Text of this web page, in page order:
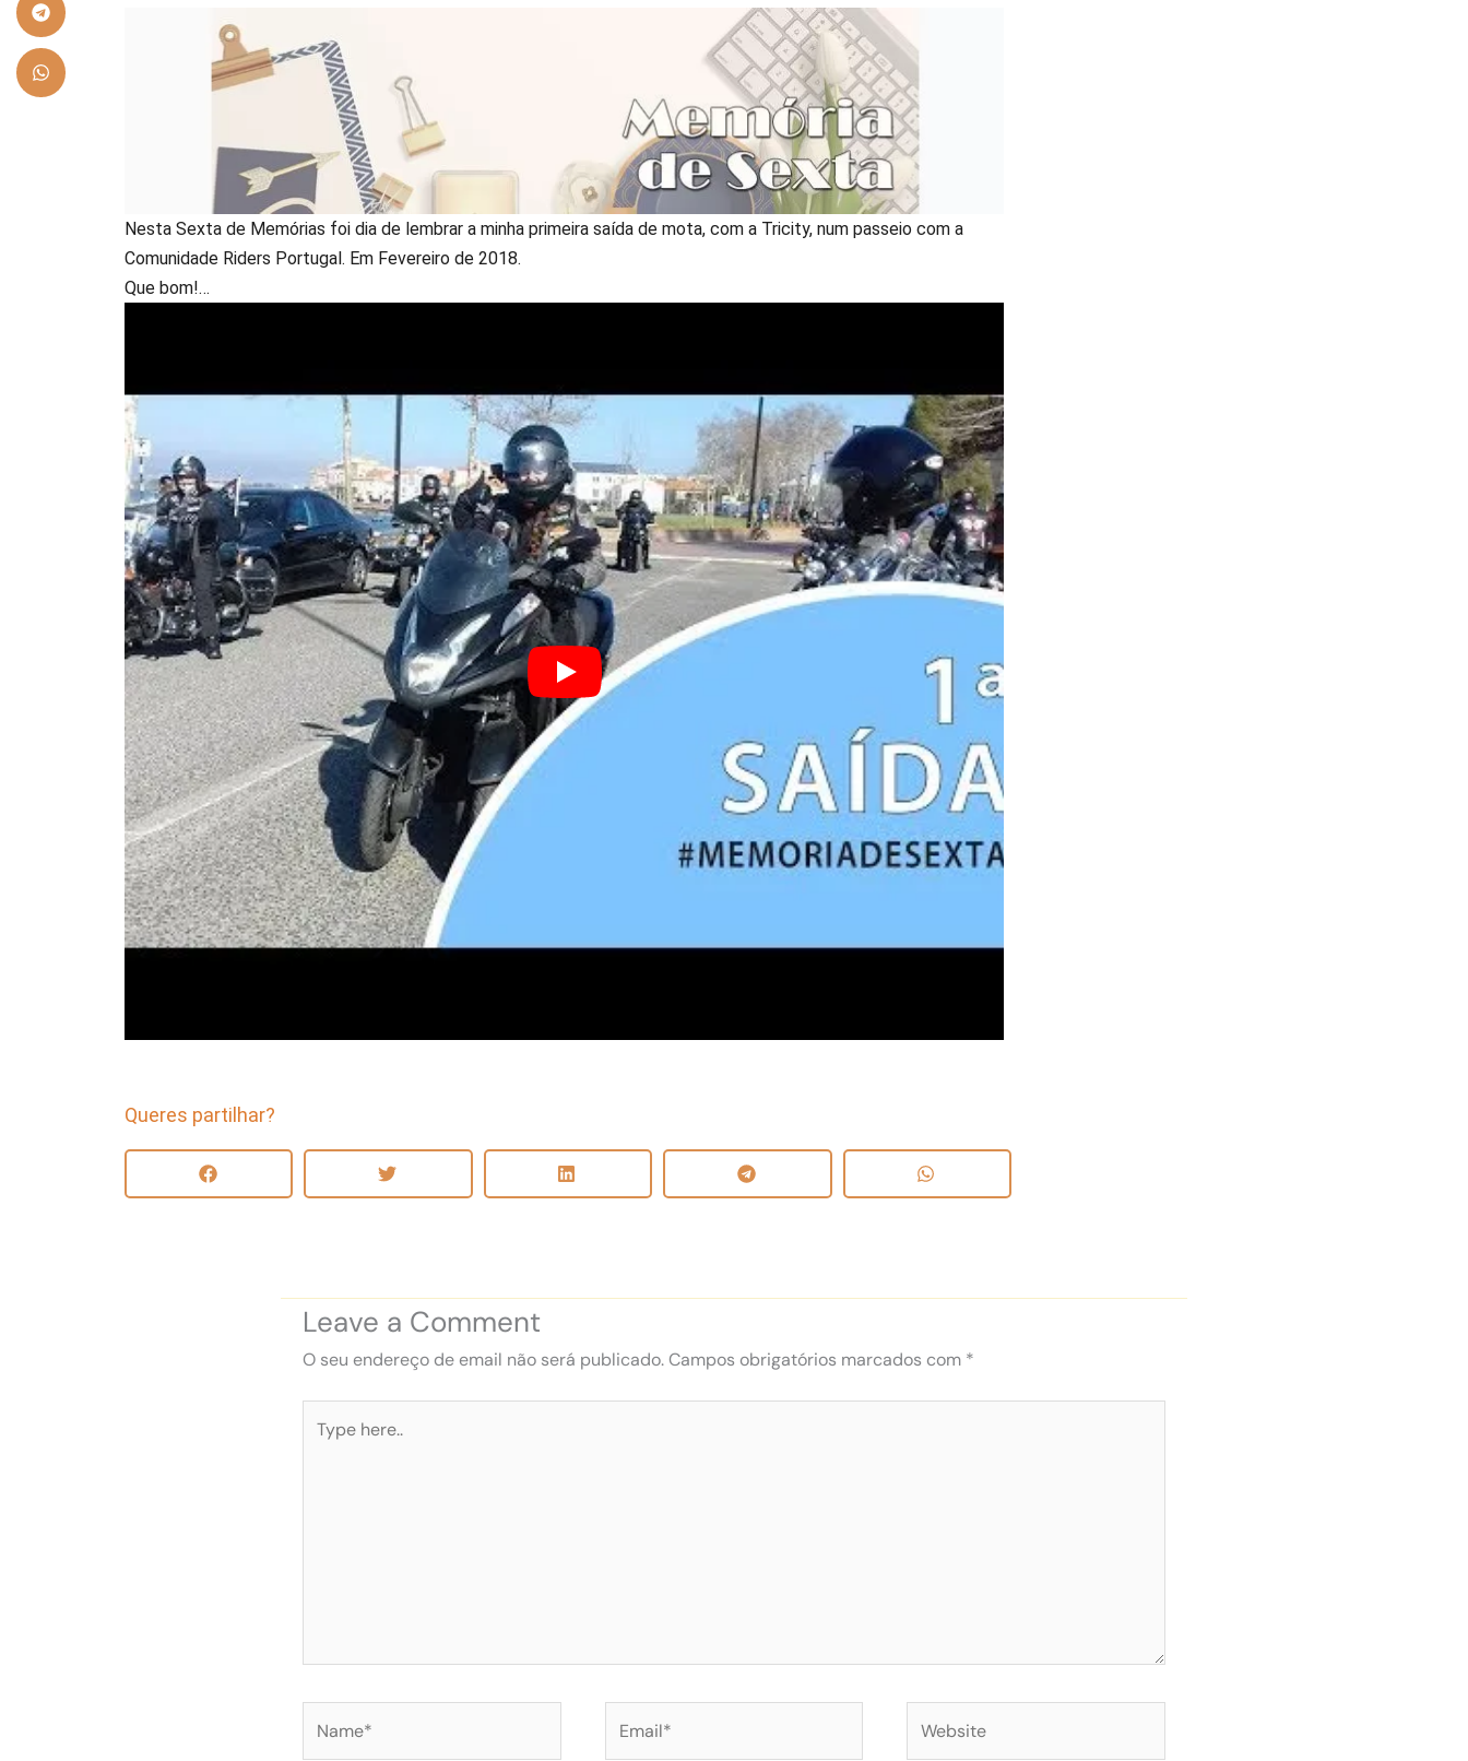
Nesta Sexta de Memórias foi dia de lembrar a minha primeira saída de mota, com a Tricity, num passeio com a
Comunidade Riders Portugal. Em Fevereiro de 2018.
Que bom!…
Queres partilhar?
Leave a Comment
O seu endereço de email não será publicado.Campos obrigatórios marcados com *
here..